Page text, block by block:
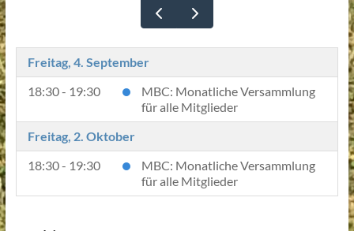
Freitag, 4. September
18:30 - 19:30
MBC: Monatliche Versammlung
für alle Mitglieder
Freitag, 2. Oktober
18:30 - 19:30
MBC: Monatliche Versammlung
für alle Mitglieder